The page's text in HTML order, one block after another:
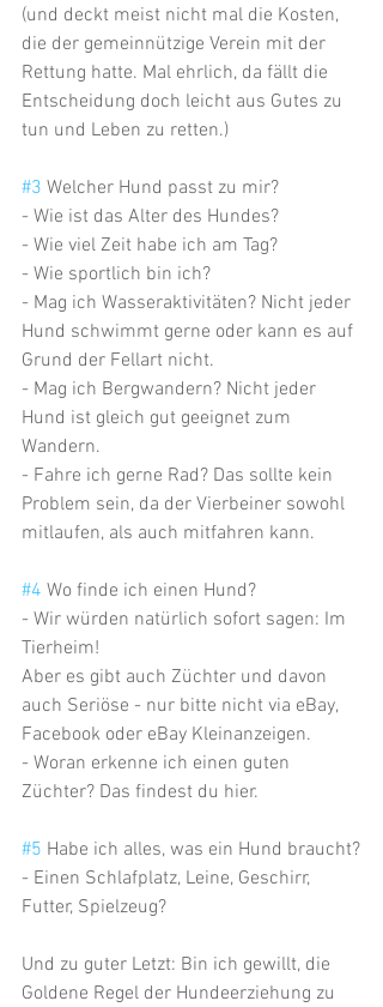
(und deckt meist nicht mal die Kosten,
die der gemeinnützige Verein mit der
Rettung hatte. Mal ehrlich, da fällt die
Entscheidung doch leicht aus Gutes zu
tun und Leben zu retten.)
#3 Welcher Hund passt zu mir?
- Wie ist das Alter des Hundes?
- Wie viel Zeit habe ich am Tag?
- Wie sportlich bin ich?
- Mag ich Wasseraktivitäten? Nicht jeder
Hund schwimmt gerne oder kann es auf
Grund der Fellart nicht.
- Mag ich Bergwandern? Nicht jeder
Hund ist gleich gut geeignet zum
Wandern.
- Fahre ich gerne Rad? Das sollte kein
Problem sein, da der Vierbeiner sowohl
mitlaufen, als auch mitfahren kann.
#4 Wo finde ich einen Hund?
- Wir würden natürlich sofort sagen: Im
Tierheim!
Aber es gibt auch Züchter und davon
auch Seriöse - nur bitte nicht via eBay,
Facebook oder eBay Kleinanzeigen.
- Woran erkenne ich einen guten
Züchter? Das findest du hier.
#5 Habe ich alles, was ein Hund braucht?
- Einen Schlafplatz, Leine, Geschirr,
Futter, Spielzeug?
Und zu guter Letzt: Bin ich gewillt, die
Goldene Regel der Hundeerziehung zu